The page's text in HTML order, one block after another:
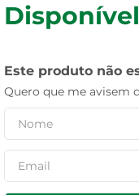
Este produto não
Quero que me avisem